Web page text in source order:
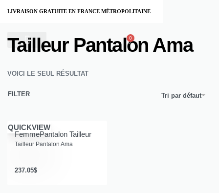
LIVRAISON GRATUITE EN FRANCE MÉTROPOLITAINE
0
Tailleur Pantalon Ama
VOICI LE SEUL RÉSULTAT
Tri par défaut
FILTER
QUICKVIEW
FemmePantalon Tailleur
Tailleur Pantalon Ama
237.05$